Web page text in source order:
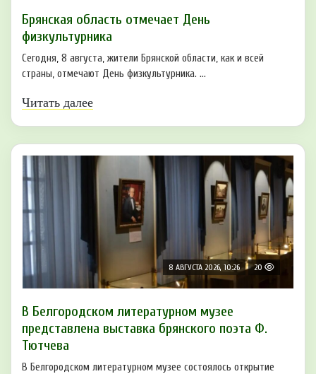
Брянская область отмечает День
физкультурника
Сегодня, 8 августа, жители Брянской области, как и всей
страны, отмечают День физкультурника. ...
Читать далее
8 АВГУСТА 2026, 10:26 20
В Белгородском литературном музее
представлена выставка брянского поэта Ф.
Тютчева
В Белгородском литературном музее состоялось открытие